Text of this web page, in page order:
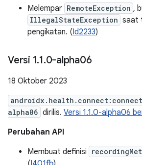
Melempar RemoteException ,
IllegalStateException saat
pengikatan. (Id2233)
Versi 1.1.0-alpha06
18 Oktober 2023
alpha06 dirilis. Versi 1.1.0-alpha06
Perubahan API
Membuat definisi